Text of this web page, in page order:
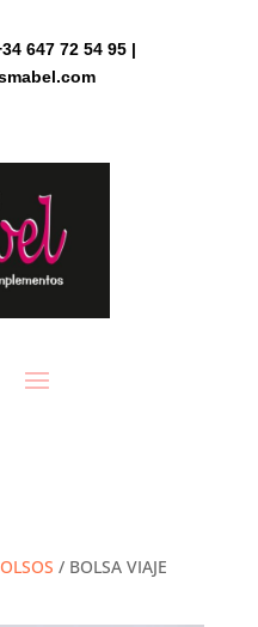
647 72 54 95 |
/ BOLSA VIAJE